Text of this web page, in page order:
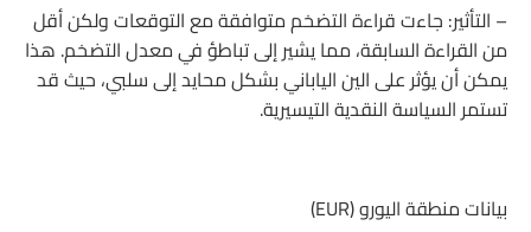
– التأثير: جاءت قراءة التضخم متوافقة مع التوقعات ولكن أقل
من القراءة السابقة، مما يشير إلى تباطؤ في معدل التضخم. هذا
يمكن أن يؤثر على الين الياباني بشكل محايد إلى سلبي، حيث قد
تستمر السياسة النقدية التيسيرية.
بيانات منطقة اليورو (EUR)